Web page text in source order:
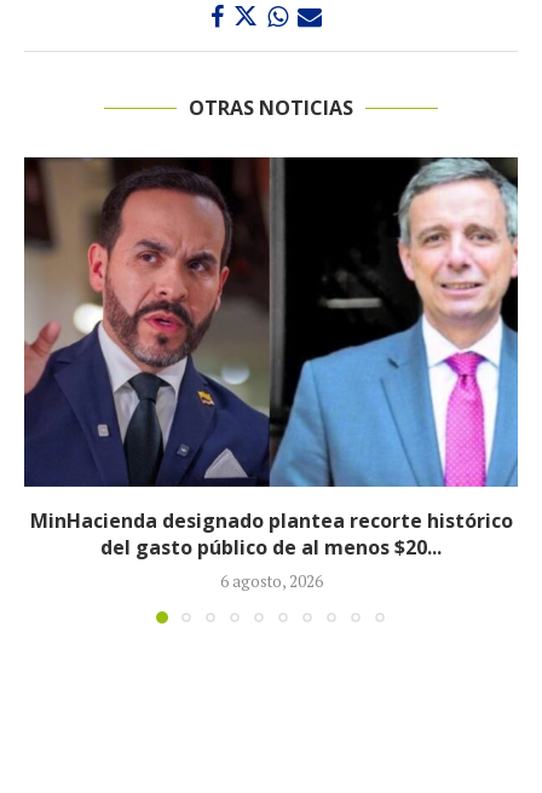
OTRAS NOTICIAS
Informe revela que grupos armados ilegales
crecieron 90 % durante la política...
5 agosto, 2026